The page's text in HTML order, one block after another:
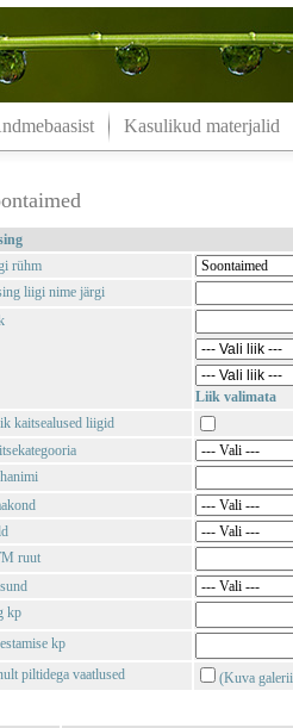
Kasulikud materjalid
rühm
liigi nime järgi
Liik valimata
kaitsealused liigid
ruut
kp
kp
piltidega vaatlused
(Kuva